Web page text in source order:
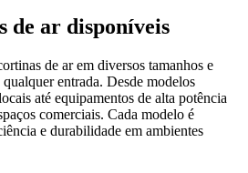
de ar disponíveis
de ar em diversos tamanhos e
entrada. Desde modelos
até equipamentos de alta potência
comerciais. Cada modelo é
e durabilidade em ambientes